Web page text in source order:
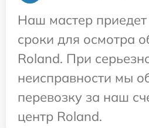
Наш мастер
сроки для осмотра
Roland. При
неисправности мы
перевозку за наш
центр Roland.